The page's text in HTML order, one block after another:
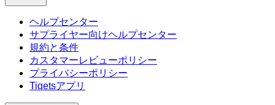
ヘルプセンター
サプライヤー向けヘルプセンター
規約と条件
カスタマーレビューポリシー
プライバシーポリシー
Tiqetsアプリ